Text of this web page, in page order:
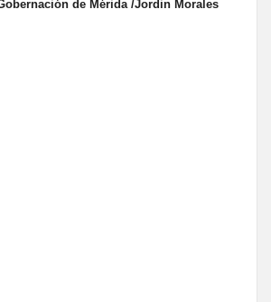
de Mérida /Jordin Morales